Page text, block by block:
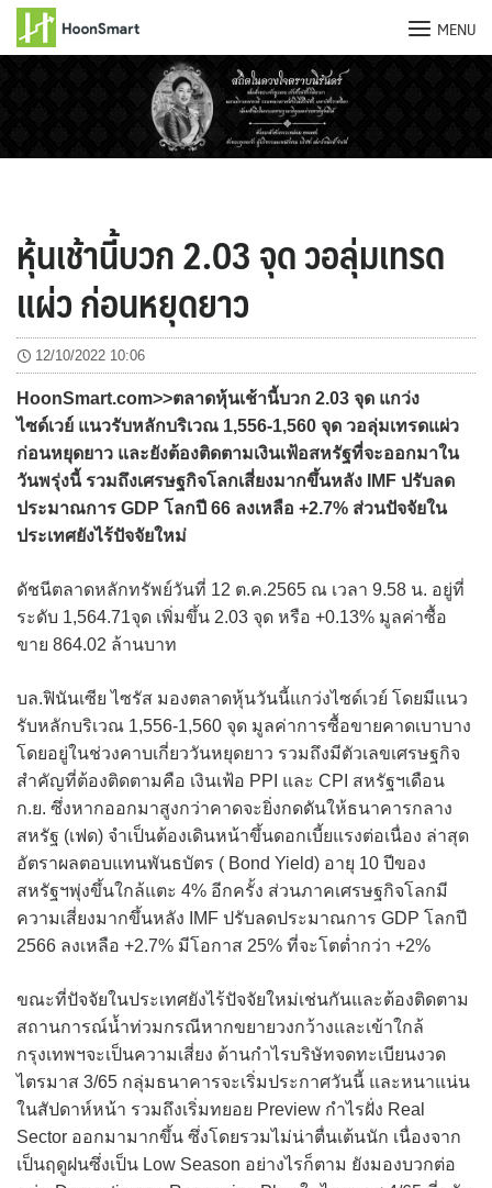
MENU
หุ้นเช้านี้บวก 2.03 จุด วอลุ่มเทรด
แผ่ว ก่อนหยุดยาว
12/10/2022 10:06
HoonSmart.com>>ตลาดหุ้นเช้านี้บวก 2.03 จุด แกว่ง
ไซด์เวย์ แนวรับหลักบริเวณ 1,556-1,560 จุด วอลุ่มเทรดแผ่ว
ก่อนหยุดยาว และยังต้องติดตามเงินเฟ้อสหรัฐที่จะออกมาใน
วันพรุ่งนี้ รวมถึงเศรษฐกิจโลกเสี่ยงมากขึ้นหลัง IMF ปรับลด
ประมาณการ GDP โลกปี 66 ลงเหลือ +2.7% ส่วนปัจจัยใน
ประเทศยังไร้ปัจจัยใหม่
ดัชนีตลาดหลักทรัพย์วันที่ 12 ต.ค.2565 ณ เวลา 9.58 น. อยู่ที่
ระดับ 1,564.71จุด เพิ่มขึ้น 2.03 จุด หรือ +0.13% มูลค่าซื้อ
ขาย 864.02 ล้านบาท
บล.ฟินันเซีย ไซรัส มองตลาดหุ้นวันนี้แกว่งไซด์เวย์ โดยมีแนว
รับหลักบริเวณ 1,556-1,560 จุด มูลค่าการซื้อขายคาดเบาบาง
โดยอยู่ในช่วงคาบเกี่ยววันหยุดยาว รวมถึงมีตัวเลขเศรษฐกิจ
สำคัญที่ต้องติดตามคือ เงินเฟ้อ PPI และ CPI สหรัฐฯเดือน
ก.ย. ซึ่งหากออกมาสูงกว่าคาดจะยิ่งกดดันให้ธนาคารกลาง
สหรัฐ (เฟด) จำเป็นต้องเดินหน้าขึ้นดอกเบี้ยแรงต่อเนื่อง ล่าสุด
อัตราผลตอบแทนพันธบัตร ( Bond Yield) อายุ 10 ปีของ
สหรัฐฯพุ่งขึ้นใกล้แตะ 4% อีกครั้ง ส่วนภาคเศรษฐกิจโลกมี
ความเสี่ยงมากขึ้นหลัง IMF ปรับลดประมาณการ GDP โลกปี
2566 ลงเหลือ +2.7% มีโอกาส 25% ที่จะโตต่ำกว่า +2%
ขณะที่ปัจจัยในประเทศยังไร้ปัจจัยใหม่เช่นกันและต้องติดตาม
สถานการณ์น้ำท่วมกรณีหากขยายวงกว้างและเข้าใกล้
กรุงเทพฯจะเป็นความเสี่ยง ด้านกำไรบริษัทจดทะเบียนงวด
ไตรมาส 3/65 กลุ่มธนาคารจะเริ่มประกาศวันนี้ และหนาแน่น
ในสัปดาห์หน้า รวมถึงเริ่มทยอย Preview กำไรฝั่ง Real
Sector ออกมามากขึ้น ซึ่งโดยรวมไม่น่าตื่นเต้นนัก เนื่องจาก
เป็นฤดูฝนซึ่งเป็น Low Season อย่างไรก็ตาม ยังมองบวกต่อ